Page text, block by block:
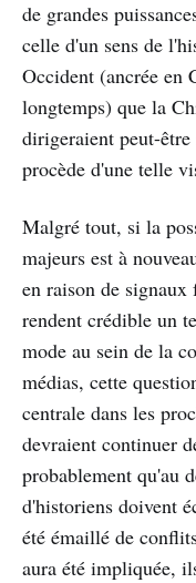
de grandes
celle d'un sens de
Occident (ancrée en
longtemps) que la
dirigeraient peut-
procède d'une telle
Malgré tout, si la
majeurs est à
en raison de signaux
rendent crédible un
mode au sein de la
médias, cette
centrale dans les
devraient continuer
probablement qu'au
d'historiens doivent
été émaillé de
aura été impliquée,